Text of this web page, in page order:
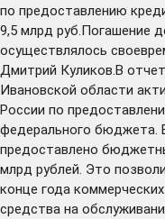
по предоставлению
9,5 млрд руб.Погашение
осуществлялось
Дмитрий Куликов.В
Ивановской области
России по
федерального бюджета.
предоставлено
млрд рублей. Это
конце года
средства на